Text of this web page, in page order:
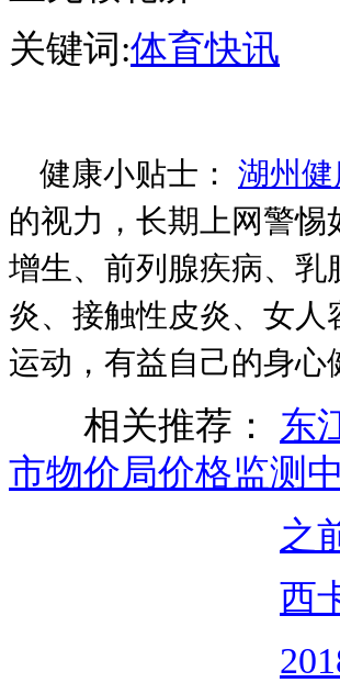
关键词:体育快讯
健康小贴士： 湖州健
的视力，长期上网警
增生、前列腺疾病、
炎、接触性皮炎、女
运动，有益自己的身心
相关推荐： 东
市物价局价格监测中
之
西